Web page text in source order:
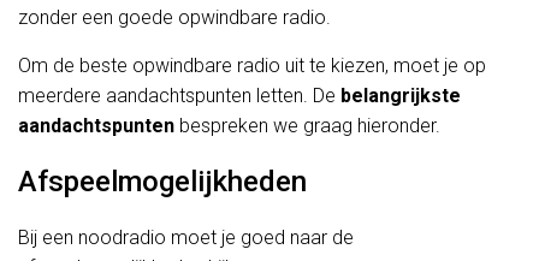
zonder een goede opwindbare radio.
Om de beste opwindbare radio uit te kiezen, moet je op
meerdere aandachtspunten letten. De belangrijkste
aandachtspunten bespreken we graag hieronder.
Afspeelmogelijkheden
Bij een noodradio moet je goed naar de